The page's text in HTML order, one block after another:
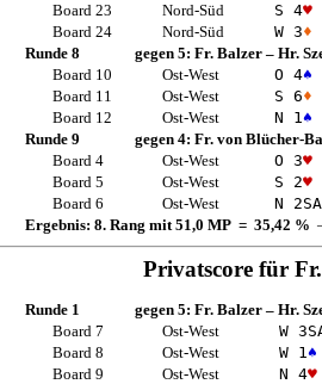
Board 23
Nord-Süd S 4♥
Board 24
Nord-Süd W 3♦
Runde 8
gegen 5: Fr. Balzer – Hr.
Board 10
Ost-West O 4♠
Board 11
Ost-West S 6♦
Board 12
Ost-West N 1♠
Runde 9
gegen 4: Fr. von Blücher-
Board 4
Ost-West O 3♥
Board 5
Ost-West S 2♥
Board 6
Ost-West N 2SA
Ergebnis: 8. Rang mit 51,0 MP = 35,42 %
Privatscore für
Runde 1 gegen 5: Fr. Balzer – Hr.
Board 7
Ost-West W 3
Board 8
Ost-West W 1 ♠
Board 9
Ost-West N 4♥